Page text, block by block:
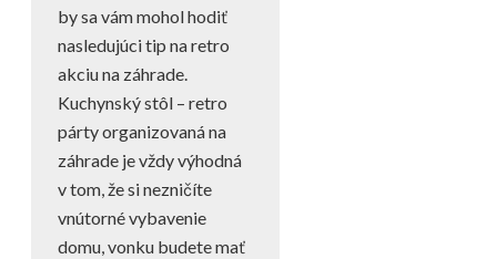
by sa vám mohol hodiť
nasledujúci tip na retro
akciu na záhrade.
Kuchynský stôl – retro
párty organizovaná na
záhrade je vždy výhodná
v tom, že si nezničíte
vnútorné vybavenie
domu, vonku budete mať